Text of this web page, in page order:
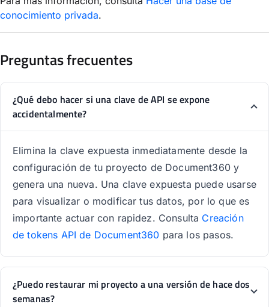
conocimiento privada.
Preguntas frecuentes
¿Qué debo hacer si una clave de API se expone
accidentalmente?
Elimina la clave expuesta inmediatamente desde la
configuración de tu proyecto de Document360 y
genera una nueva. Una clave expuesta puede usarse
para visualizar o modificar tus datos, por lo que es
importante actuar con rapidez. Consulta Creación
de tokens API de Document360 para los pasos.
¿Puedo restaurar mi proyecto a una versión de hace dos
semanas?